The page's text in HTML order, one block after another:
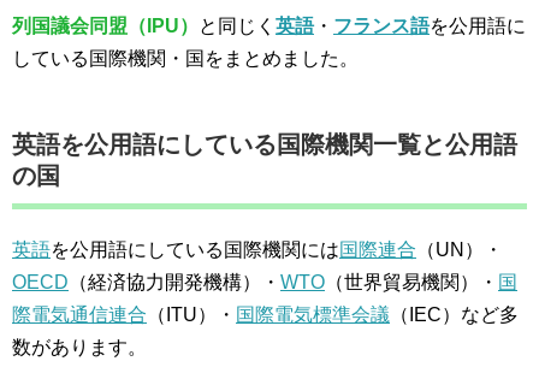
列国議会同盟（IPU） と同じく 英語・ フランス語を公用語に
している国際機関・国をまとめました。
英語を公用語にしている国際機関一覧と公用語
の国
英語を公用語にしている国際機関には国際連合 （UN）・
OECD （経済協力開発機構）・ WTO （世界貿易機関）・ 国
際電気通信連合 （ITU）・ 国際電気標準会議 （IEC）など多
数があります。